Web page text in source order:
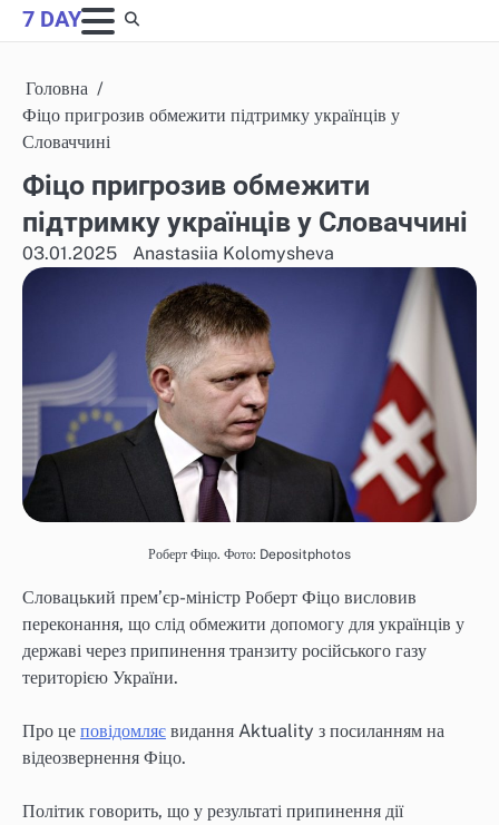
Skip
to
7 DAY
Головна
Фіцо пригрозив обмежити підтримку українців у
Словаччині
Фіцо пригрозив обмежити
підтримку українців у Словаччині
03.01.2025 Anastasiia Kolomysheva
Роберт Фіцо. Фото: Depositphotos
Словацький прем’єр-міністр Роберт Фіцо висловив
переконання, що слід обмежити допомогу для українців у
державі через припинення транзиту російського газу
територією України.
Про це повідомляє видання Aktuality з посиланням на
відеозвернення Фіцо.
Політик говорить, що у результаті припинення дії